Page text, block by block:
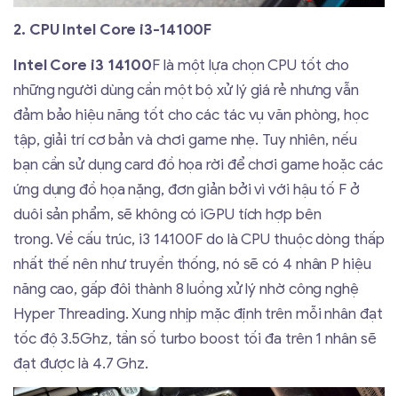
2. CPU Intel Core i3-14100F
Intel Core i3 14100F là một lựa chọn CPU tốt cho
những người dùng cần một bộ xử lý giá rẻ nhưng vẫn
đảm bảo hiệu năng tốt cho các tác vụ văn phòng, học
tập, giải trí cơ bản và chơi game nhẹ. Tuy nhiên, nếu
bạn cần sử dụng card đồ họa rời để chơi game hoặc các
ứng dụng đồ họa nặng, đơn giản bởi vì với hậu tố F ở
duôi sản phẩm, sẽ không có iGPU tích hợp bên
trong. Về cấu trúc, i3 14100F do là CPU thuộc dòng thấp
nhất thế nên như truyền thống, nó sẽ có 4 nhân P hiệu
năng cao, gấp đôi thành 8 luồng xử lý nhờ công nghệ
Hyper Threading. Xung nhịp mặc định trên mỗi nhân đạt
tốc độ 3.5Ghz, tần số turbo boost tối đa trên 1 nhân sẽ
đạt được là 4.7 Ghz.